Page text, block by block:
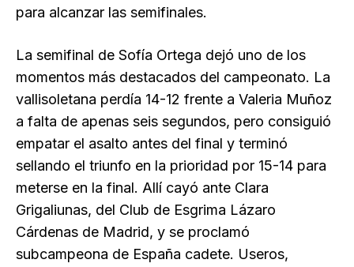
para alcanzar las semifinales.
La semifinal de Sofía Ortega dejó uno de los
momentos más destacados del campeonato. La
vallisoletana perdía 14-12 frente a Valeria Muñoz
a falta de apenas seis segundos, pero consiguió
empatar el asalto antes del final y terminó
sellando el triunfo en la prioridad por 15-14 para
meterse en la final. Allí cayó ante Clara
Grigaliunas, del Club de Esgrima Lázaro
Cárdenas de Madrid, y se proclamó
subcampeona de España cadete. Useros,